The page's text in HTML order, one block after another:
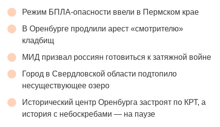
Режим БПЛА-опасности ввели в Пермском крае
В Оренбурге продлили арест «смотрителю»
кладбищ
МИД призвал россиян готовиться к затяжной войне
Город в Свердловской области подтопило
несуществующее озеро
Исторический центр Оренбурга застроят по КРТ, а
история с небоскребами — на паузе